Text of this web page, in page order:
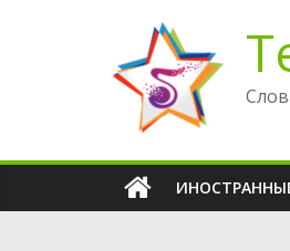
содержимому